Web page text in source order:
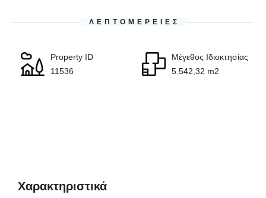
ΛΕΠΤΟΜΈΡΕΙΕΣ
Property ID
11536
Μέγεθος Ιδιοκτησίας
5.542,32 m2
Χαρακτηριστικά